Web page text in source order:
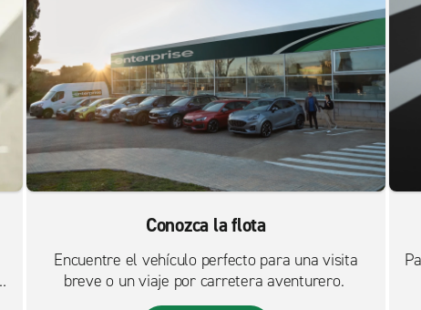
Conozca la flota
Encuentre el vehículo perfecto para una visita
breve o un viaje por carretera aventurero.